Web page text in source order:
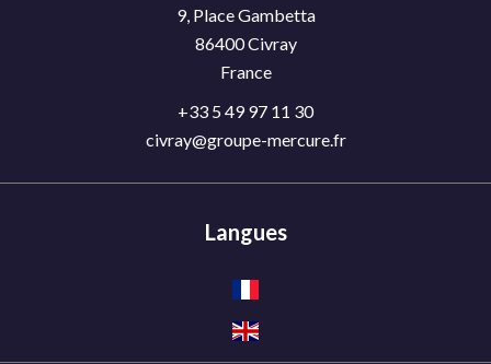
9, Place Gambetta
86400Civray
France
+33 5 49 97 11 30
civray@groupe-mercure.fr
Langues